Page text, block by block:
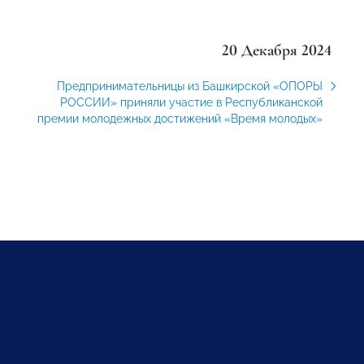
20 Декабря 2024
Предпринимательницы из Башкирской «ОПОРЫ
РОССИИ» приняли участие в Республиканской
премии молодежных достижений «Время молодых»